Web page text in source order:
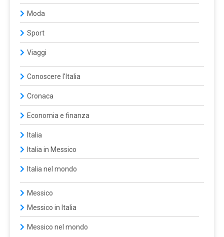
Moda
Sport
Viaggi
Conoscere l'Italia
Cronaca
Economia e finanza
Italia
Italia in Messico
Italia nel mondo
Messico
Messico in Italia
Messico nel mondo